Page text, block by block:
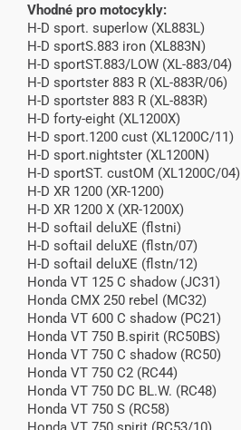
Vhodné pro motocykly:
H-D sport. superlow (XL883L)
H-D sportS.883 iron (XL883N)
H-D sportST.883/LOW (XL-883/04)
H-D sportster 883 R (XL-883R/06)
H-D sportster 883 R (XL-883R)
H-D forty-eight (XL1200X)
H-D sport.1200 cust (XL1200C/11)
H-D sport.nightster (XL1200N)
H-D sportST. custOM (XL1200C/04)
H-D XR 1200 (XR-1200)
H-D XR 1200 X (XR-1200X)
H-D softail deluXE (flstni)
H-D softail deluXE (flstn/07)
H-D softail deluXE (flstn/12)
Honda VT 125 C shadow (JC31)
Honda CMX 250 rebel (MC32)
Honda VT 600 C shadow (PC21)
Honda VT 750 B.spirit (RC50BS)
Honda VT 750 C shadow (RC50)
Honda VT 750 C2 (RC44)
Honda VT 750 DC BL.W. (RC48)
Honda VT 750 S (RC58)